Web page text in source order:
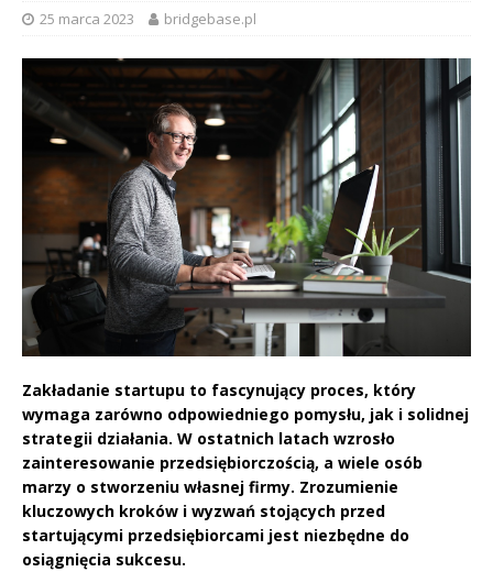
25 marca 2023 bridgebase.pl
Zakładanie startupu to fascynujący proces, który
wymaga zarówno odpowiedniego pomysłu, jak i solidnej
strategii działania. W ostatnich latach wzrosło
zainteresowanie przedsiębiorczością, a wiele osób
marzy o stworzeniu własnej firmy. Zrozumienie
kluczowych kroków i wyzwań stojących przed
startującymi przedsiębiorcami jest niezbędne do
osiągnięcia sukcesu.